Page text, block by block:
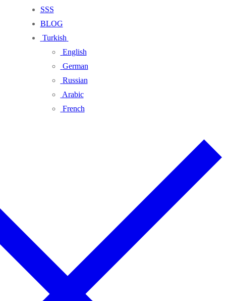
SSS
BLOG
Turkish
English
German
Russian
Arabic
French